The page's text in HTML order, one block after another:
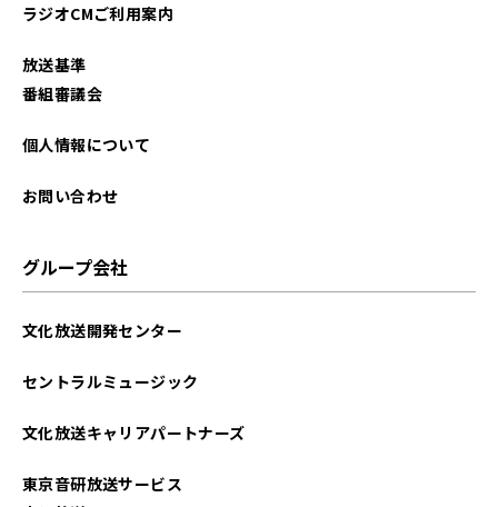
2023年12月
2023年06月
ラジオCMご利用案内
放送基準
番組審議会
個人情報について
お問い合わせ
グループ会社
文化放送開発センター
セントラルミュージック
文化放送キャリアパートナーズ
東京音研放送サービス